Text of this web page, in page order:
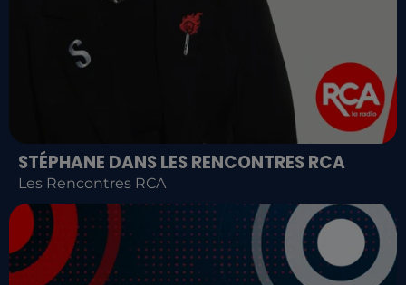
STÉPHANE DANS LES RENCONTRES RCA
Les Rencontres RCA